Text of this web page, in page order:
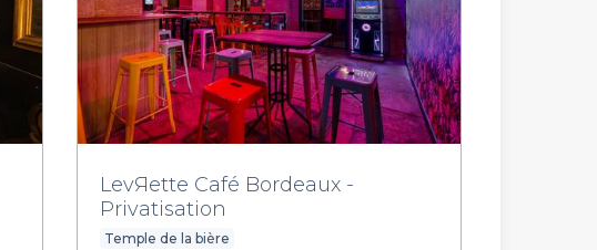
LevЯette Café Bordeaux -
Privatisation
Temple de la bière